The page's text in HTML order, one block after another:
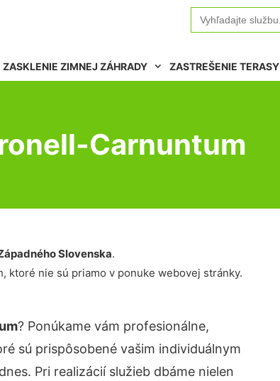
Search
for:
ZASKLENIE ZIMNEJ ZÁHRADY ZASTREŠENIE TERASY
Carnuntum
Slovenska.
ktoré nie sú priamo v ponuke webovej stránky.
? Ponúkame vám profesionálne,
sú prispôsobené vašim individuálnym
Pri realizácií služieb dbáme nielen